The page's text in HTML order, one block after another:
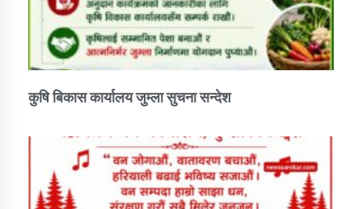
कर्णाली प्रविधि शिक्षालय जुम्लाको सुचना
कुषि बिकास कार्यालय जुम्ला सुचना सन्देश